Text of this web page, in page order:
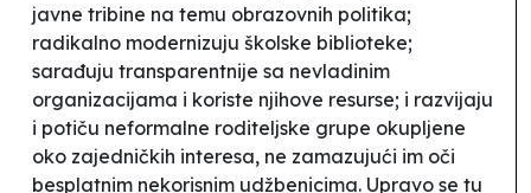
javne tribine na temu obrazovnih politika;
radikalno modernizuju školske biblioteke;
sarađuju transparentnije sa nevladinim
organizacijama i koriste njihove resurse; i razvijaju
i potiču neformalne roditeljske grupe okupljene
oko zajedničkih interesa, ne zamazujući im oči
besplatnim nekorisnim udžbenicima. Upravo se tu